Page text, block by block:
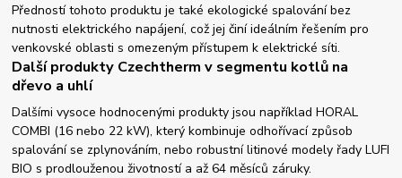
Předností tohoto produktu je také ekologické spalování bez
nutnosti elektrického napájení, což jej činí ideálním řešením pro
venkovské oblasti s omezeným přístupem k elektrické síti.
Další produkty Czechtherm v segmentu kotlů na
dřevo a uhlí
Dalšími vysoce hodnocenými produkty jsou například HORAL
COMBI (16 nebo 22 kW), který kombinuje odhořívací způsob
spalování se zplynováním, nebo robustní litinové modely řady LUFI
BIO s prodlouženou životností a až 64 měsíců záruky.